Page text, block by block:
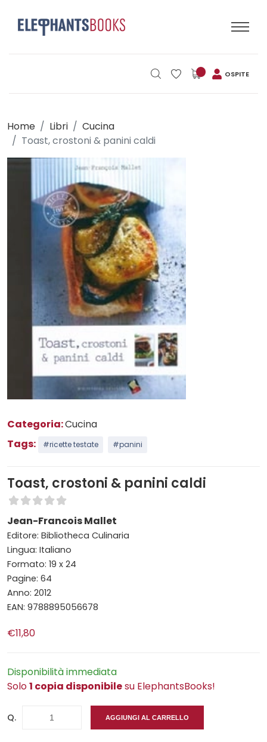
OSPITE
Home Libri
Cucina
Toast, crostoni & panini caldi
Categoria:Cucina
Tags:
#ricette testate #panini
Toast, crostoni & panini caldi
Jean-Francois Mallet
Editore: Bibliotheca Culinaria
Lingua: Italiano
Formato: 19 x 24
Pagine: 64
Anno: 2012
EAN: 9788895056678
€11,80
Disponibilità immediata
Solo1 copia disponibilesu ElephantsBooks!
Q. AGGIUNGI AL CARRELLO